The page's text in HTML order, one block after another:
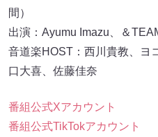
間）
出演：Ayumu Imazu、＆
音道楽HOST：西川貴教、ヨ
口大喜、佐藤佳奈
番組公式Xアカウント
番組公式TikTokアカウント